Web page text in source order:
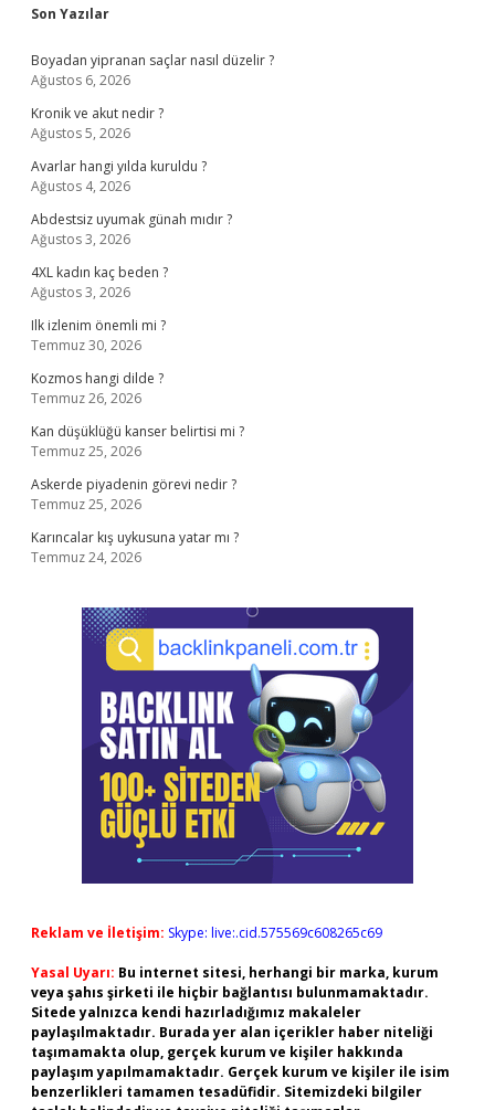
Sidebar
Son Yazılar
Boyadan yipranan saçlar nasıl düzelir ?
Ağustos 6, 2026
Kronik ve akut nedir ?
Ağustos 5, 2026
Avarlar hangi yılda kuruldu ?
Ağustos 4, 2026
Abdestsiz uyumak günah mıdır ?
Ağustos 3, 2026
4XL kadın kaç beden ?
Ağustos 3, 2026
Ilk izlenim önemli mi ?
Temmuz 30, 2026
Kozmos hangi dilde ?
Temmuz 26, 2026
Kan düşüklüğü kanser belirtisi mi ?
Temmuz 25, 2026
Askerde piyadenin görevi nedir ?
Temmuz 25, 2026
Karıncalar kış uykusuna yatar mı ?
Temmuz 24, 2026
Reklam ve İletişim: Skype: live:.cid.575569c608265c69
Yasal Uyarı: Bu internet sitesi, herhangi bir marka, kurum
veya şahıs şirketi ile hiçbir bağlantısı bulunmamaktadır.
Sitede yalnızca kendi hazırladığımız makaleler
paylaşılmaktadır. Burada yer alan içerikler haber niteliği
taşımamakta olup, gerçek kurum ve kişiler hakkında
paylaşım yapılmamaktadır. Gerçek kurum ve kişiler ile isim
benzerlikleri tamamen tesadüfidir. Sitemizdeki bilgiler